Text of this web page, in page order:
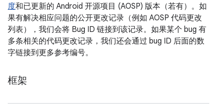
度和已更新的 Android 开源项目 (AOSP) 版本（若有）。如
果有解决相应问题的公开更改记录（例如 AOSP 代码更改
列表），我们会将 Bug ID 链接到该记录。如果某个 bug 有
多条相关的代码更改记录，我们还会通过 bug ID 后面的数
字链接到更多参考编号。
框架